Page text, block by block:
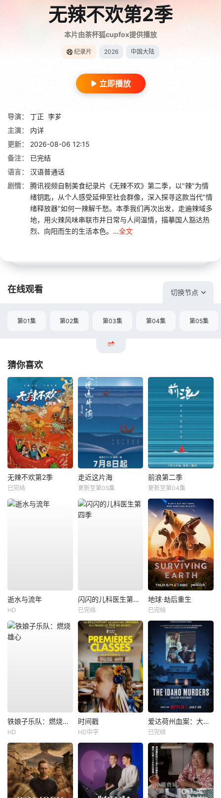
无辣不欢第2季
本片由茶杯狐cupfox提供播放
纪录片 2026 中国大陆
立即播放
导演： 丁正 李芗
主演：
内详
更新：
2026-08-06 12:15
备注：
已完结
语言：
汉语普通话
剧情：
腾讯视频自制美食纪录片《无辣不欢》第二季，以"辣"为情
绪钥匙，从个人感受延伸至社会群像，深入探寻这款当代"情
绪释放器"如何一辣解千愁。本季我们再次出发，走遍辣域多
地，用火辣风味串联市井日常与人间温情，描摹国人豁达热
烈、向阳而生的生活本色。...全文
在线观看 切换节点
第01集 第02集 第03集 第04集 第05集
猜你喜欢
无辣不欢第2季
已完结
走近这片海
更新至第05集
前浪第二季
更新至第04集
逝水与流年
HD
闪闪的儿科医生第四季
已完结
地球·劫后重生
已完结
铁娘子乐队：燃烧雄心
HD
时间戳
HD中字
爱达荷州血案：大学梦魇
已完结